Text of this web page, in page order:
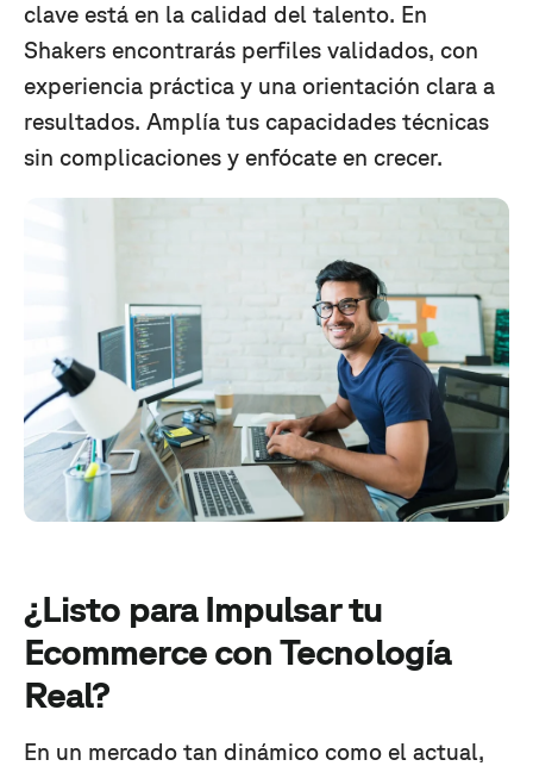
clave está en la calidad del talento. En
Shakers encontrarás perfiles validados, con
experiencia práctica y una orientación clara a
resultados. Amplía tus capacidades técnicas
sin complicaciones y enfócate en crecer.
¿Listo para Impulsar tu
Ecommerce con Tecnología
Real?
En un mercado tan dinámico como el actual,